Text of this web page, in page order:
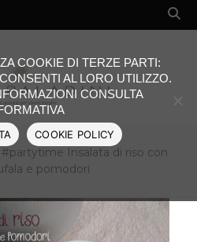
#partytime Insalata di riso con
e pomodori
COOKIE DI TERZE PARTI:
AL LORO UTILIZZO.
CONSULTA
COOKIE POLICY